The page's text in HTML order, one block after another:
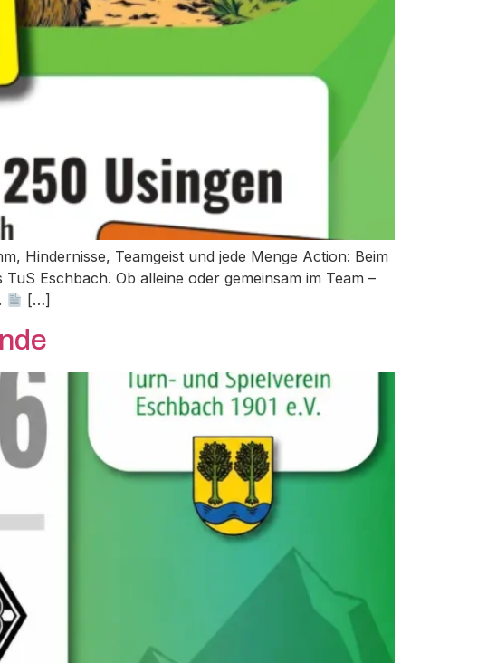
Hindernisse, Teamgeist und jede Menge Action: Beim
Eschbach. Ob alleine oder gemeinsam im Team –
[…]